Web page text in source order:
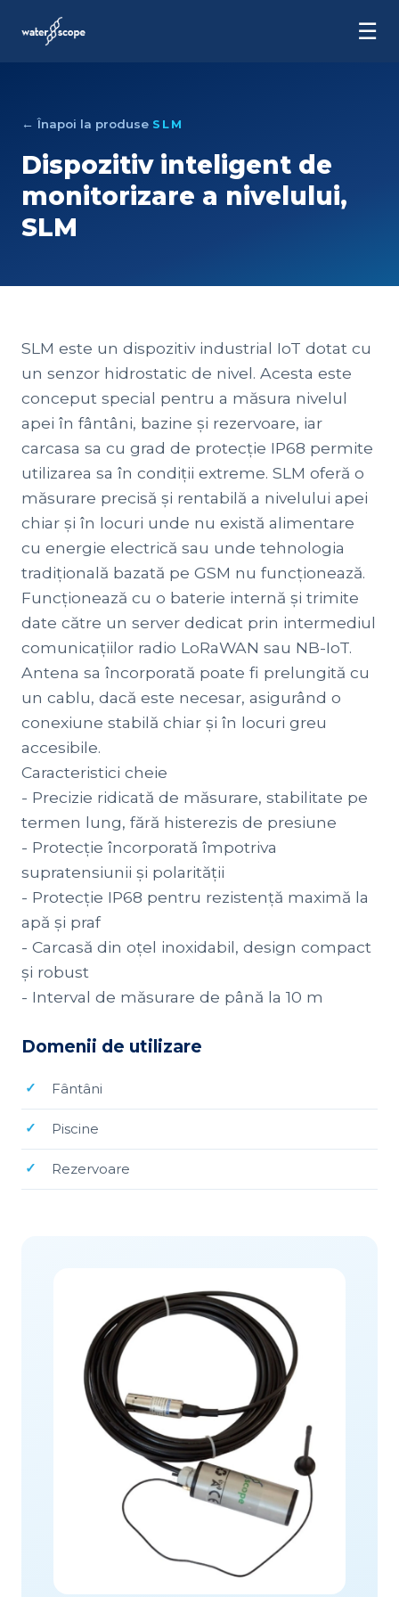
☰
← Înapoi la produse SLM
Dispozitiv inteligent de
monitorizare a nivelului,
SLM
SLM este un dispozitiv industrial IoT dotat cu
un senzor hidrostatic de nivel. Acesta este
conceput special pentru a măsura nivelul
apei în fântâni, bazine și rezervoare, iar
carcasa sa cu grad de protecție IP68 permite
utilizarea sa în condiții extreme. SLM oferă o
măsurare precisă și rentabilă a nivelului apei
chiar și în locuri unde nu există alimentare
cu energie electrică sau unde tehnologia
tradițională bazată pe GSM nu funcționează.
Funcționează cu o baterie internă și trimite
date către un server dedicat prin intermediul
comunicațiilor radio LoRaWAN sau NB-IoT.
Antena sa încorporată poate fi prelungită cu
un cablu, dacă este necesar, asigurând o
conexiune stabilă chiar și în locuri greu
accesibile.
Caracteristici cheie
- Precizie ridicată de măsurare, stabilitate pe
termen lung, fără histerezis de presiune
- Protecție încorporată împotriva
supratensiunii și polarității
- Protecție IP68 pentru rezistență maximă la
apă și praf
- Carcasă din oțel inoxidabil, design compact
și robust
- Interval de măsurare de până la 10 m
Domenii de utilizare
Fântâni
Piscine
Rezervoare